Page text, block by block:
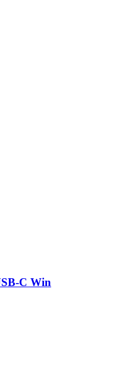
C Win